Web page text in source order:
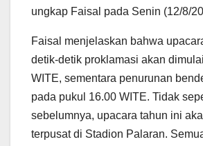
ungkap Faisal pada Senin (12/8/
Faisal menjelaskan bahwa
detik-detik proklamasi akan
WITE, sementara penurunan
pada pukul 16.00 WITE. Tidak
sebelumnya, upacara tahun ini
terpusat di Stadion Palaran.